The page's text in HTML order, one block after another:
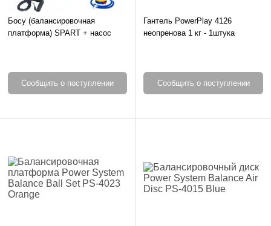
Босу (балансировочная
платформа) SPART + насос
Сообщить о поступлении
Гантель PowerPlay 4126
неопренова 1 кг - 1штука
Сообщить о поступлении